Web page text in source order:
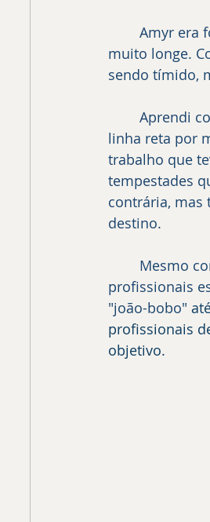
muito longe.
sendo tímido,
linha reta por
trabalho que
tempestades
contrária, mas
destino.
profissionais
"joão-bobo"
profissionais
objetivo.